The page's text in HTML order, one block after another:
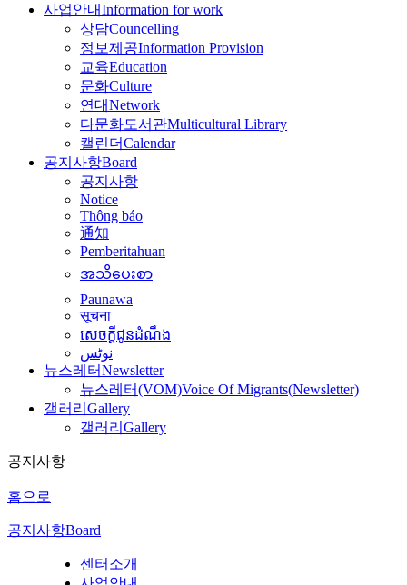
사업안내Information for work
상담Councelling
정보제공Information Provision
교육Education
문화Culture
연대Network
다문화도서관Multicultural Library
캘린더Calendar
공지사항Board
공지사항
Notice
Thông báo
通知
Pemberitahuan
အသိပေးစာ
Paunawa
सूचना
សេចក្តីជូនដំណឹង
نوٹس
뉴스레터Newsletter
뉴스레터(VOM)Voice Of Migrants(Newsletter)
갤러리 Gallery
갤러리 Gallery
공지사항
홈으로
공지사항Board
센터소개